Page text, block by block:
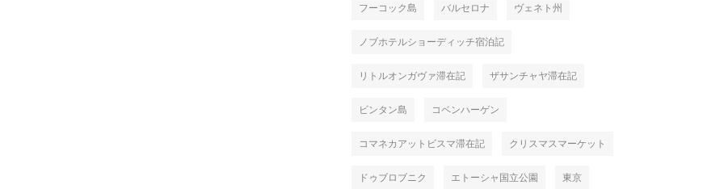
フーコック島 バルセロナ ヴェネト州
ノブホテルショーディッチ宿泊記
リトルオンガヴァ滞在記 ザサンチャヤ滞在記
ビンタン島 コペンハーゲン
コマネカアットビスマ滞在記 クリスマスマーケット
ドゥブロブニク エトーシャ国立公園 東京